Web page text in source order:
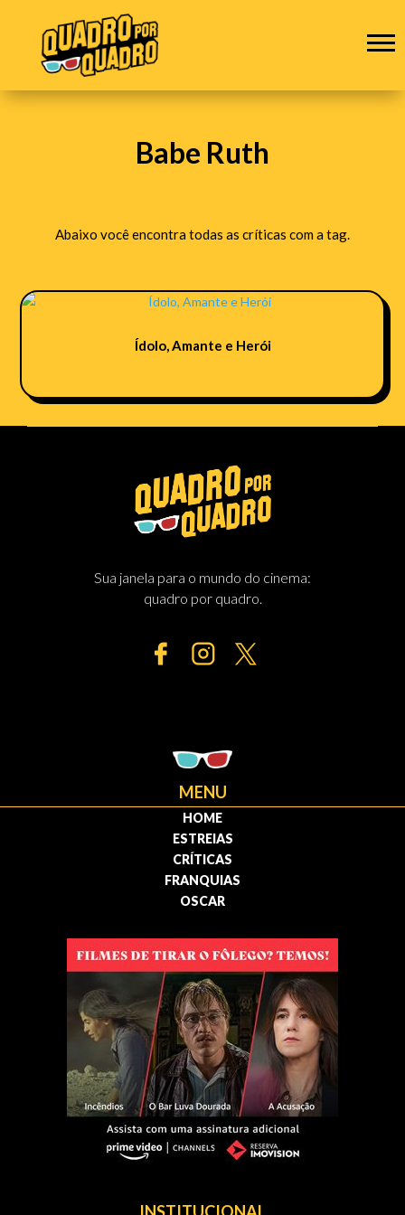
Babe Ruth
Abaixo você encontra todas as críticas com a tag.
Ídolo, Amante e Herói
Sua janela para o mundo do cinema:
quadro por quadro.
MENU
HOME
ESTREIAS
CRÍTICAS
FRANQUIAS
OSCAR